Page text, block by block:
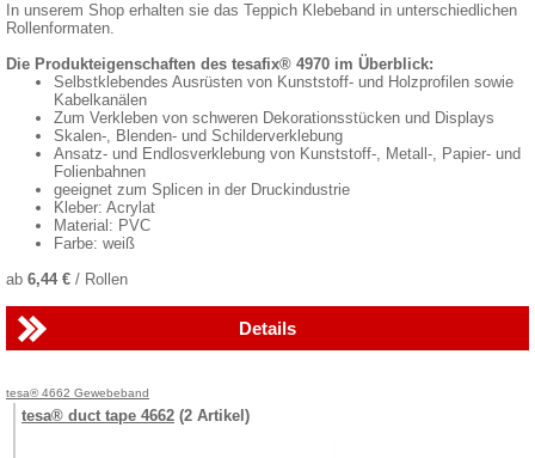
In unserem Shop erhalten sie das Teppich Klebeband in unterschiedlichen
Rollenformaten.
Die Produkteigenschaften des tesafix® 4970 im Überblick:
Selbstklebendes Ausrüsten von Kunststoff- und Holzprofilen sowie
Kabelkanälen
Zum Verkleben von schweren Dekorationsstücken und Displays
Skalen-, Blenden- und Schilderverklebung
Ansatz- und Endlosverklebung von Kunststoff-, Metall-, Papier- und
Folienbahnen
geeignet zum Splicen in der Druckindustrie
Kleber: Acrylat
Material: PVC
Farbe: weiß
ab 6,44 € / Rollen
Details
tesa® 4662 Gewebeband
tesa® duct tape 4662 (2 Artikel)